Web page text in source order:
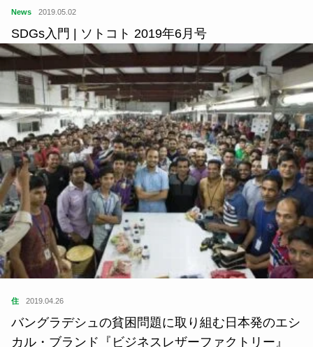
News 2019.05.02
SDGs入門 | ソトコト 2019年6月号
住 2019.04.26
バングラデシュの貧困問題に取り組む日本発のエシ
カル・ブランド『ビジネスレザーファクトリー』